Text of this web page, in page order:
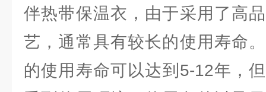
伴热带保温衣，由于采用了高
艺，通常具有较长的使用寿命
的使用寿命可以达到5-12年，